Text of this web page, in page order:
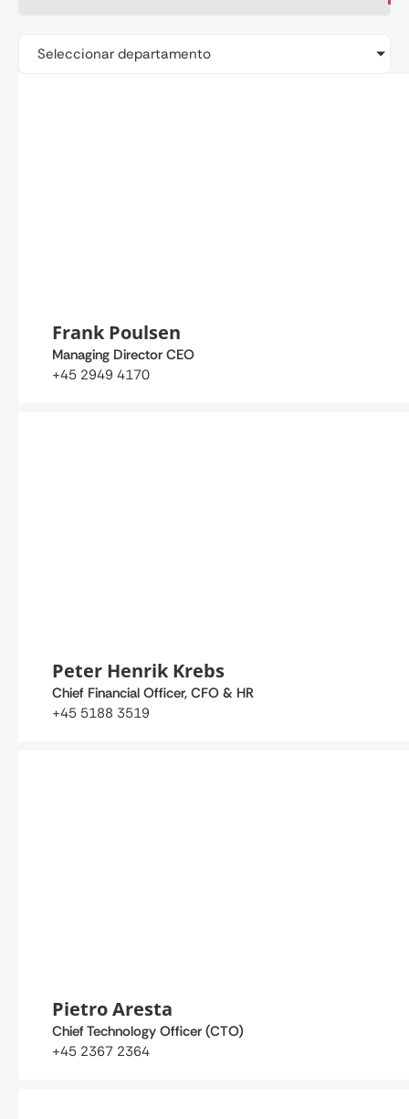
Seleccionar departamento
Frank Poulsen
Managing Director CEO
+45 2949 4170
Peter Henrik Krebs
Chief Financial Officer, CFO & HR
+45 5188 3519
Pietro Aresta
Chief Technology Officer (CTO)
+45 2367 2364